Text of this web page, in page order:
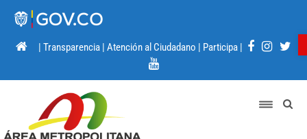
| Transparencia | Atención al Ciudadano | Participa |